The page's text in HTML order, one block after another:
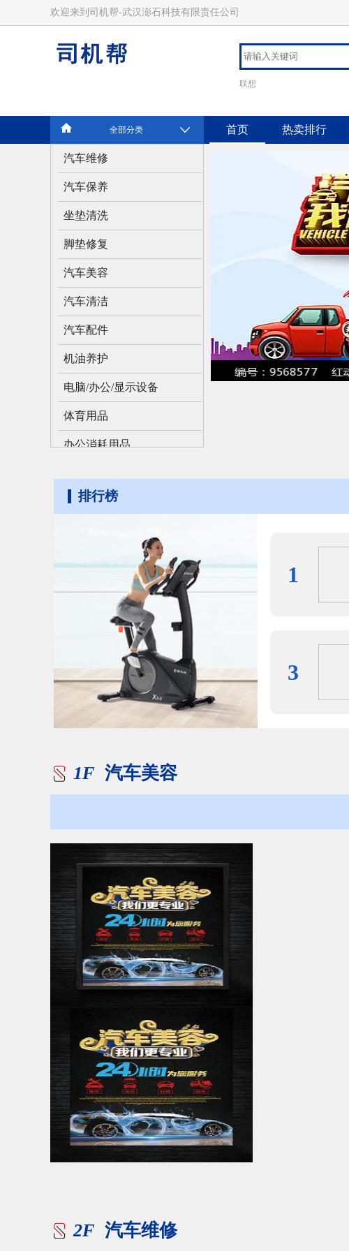
欢迎来到司机帮-武汉澎石科技有限责任公司
联想
全部分类
汽车维修
汽车保养
坐垫清洗
脚垫修复
汽车美容
汽车清洁
汽车配件
机油养护
电脑/办公/显示设备
体育用品
办公消耗用品
数码设备
首页 热卖排行
排行榜
1
3
1F 汽车美容
2F 汽车维修